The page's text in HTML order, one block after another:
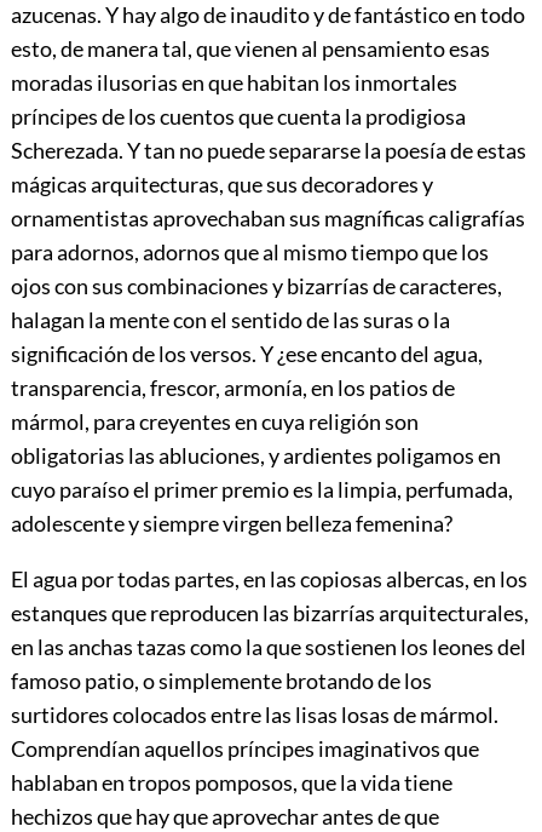
azucenas. Y hay algo de inaudito y de fantástico en todo
esto, de manera tal, que vienen al pensamiento esas
moradas ilusorias en que habitan los inmortales
príncipes de los cuentos que cuenta la prodigiosa
Scherezada. Y tan no puede separarse la poesía de estas
mágicas arquitecturas, que sus decoradores y
ornamentistas aprovechaban sus magníficas caligrafías
para adornos, adornos que al mismo tiempo que los
ojos con sus combinaciones y bizarrías de caracteres,
halagan la mente con el sentido de las suras o la
significación de los versos. Y ¿ese encanto del agua,
transparencia, frescor, armonía, en los patios de
mármol, para creyentes en cuya religión son
obligatorias las abluciones, y ardientes poligamos en
cuyo paraíso el primer premio es la limpia, perfumada,
adolescente y siempre virgen belleza femenina?
El agua por todas partes, en las copiosas albercas, en los
estanques que reproducen las bizarrías arquitecturales,
en las anchas tazas como la que sostienen los leones del
famoso patio, o simplemente brotando de los
surtidores colocados entre las lisas losas de mármol.
Comprendían aquellos príncipes imaginativos que
hablaban en tropos pomposos, que la vida tiene
hechizos que hay que aprovechar antes de que